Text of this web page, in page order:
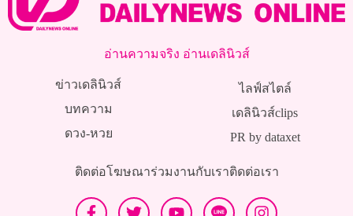
อ่านความจริง อ่านเดลินิวส์
ข่าวเดลินิวส์
บทความ
ดวง-หวย
ไลฟ์สไตล์
เดลินิวส์clips
PR by dataxet
ติดต่อโฆษณาร่วมงานกับเราติดต่อเรา